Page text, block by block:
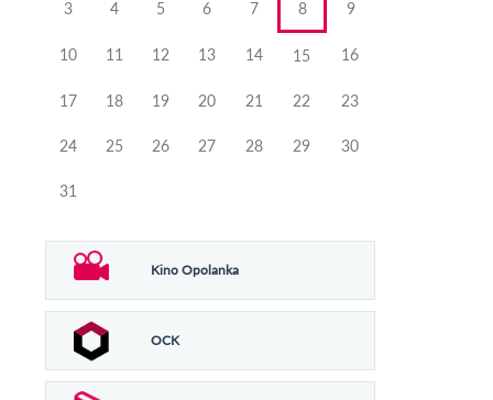
3 4 5 6 7 8 9
10 11 12 13 14 15 16
17 18 19 20 21 22 23
24 25 26 27 28 29 30
31
Kino Opolanka
OCK